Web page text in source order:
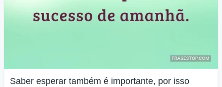
Saber esperar também é importante, por isso